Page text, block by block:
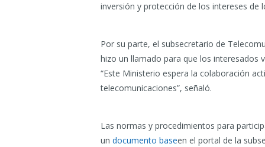
inversión y protección de los intereses de
Por su parte, el subsecretario de
hizo un llamado para que los interesados
“Este Ministerio espera la colaboración
telecomunicaciones”, señaló.
Las normas y procedimientos para
un documento baseen el portal de la